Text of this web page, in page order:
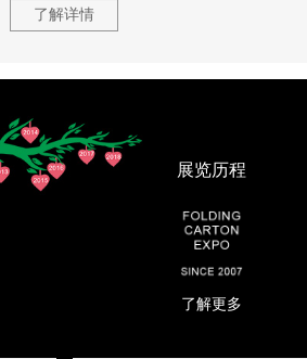
了解详情
展览历程
了解更多